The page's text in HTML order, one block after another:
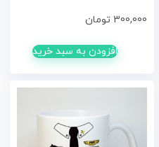
300,000 تومان
افزودن به سبد خرید